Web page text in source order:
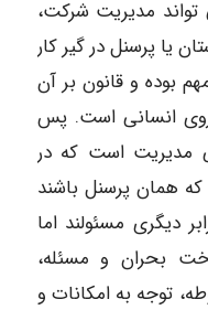
مدیریت شرکت،
یا پرسنل در گیر کار
بوده و قانون بر آن
انسانی است. پس
مدیریت است که در
همان پرسنل باشند
دیگری مسئولند اما
بحران و مسئله،
توجه به امکانات و